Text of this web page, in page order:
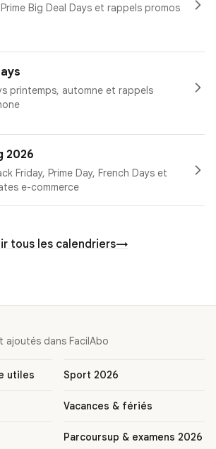
Prime Big Deal Days et rappels promos
printemps, automne et rappels
2026
Friday, Prime Day, French Days et
e-commerce
tous les calendriers→
ajoutés dans FacilAbo
utiles Sport 2026
Vacances & fériés
Parcoursup & examens 2026